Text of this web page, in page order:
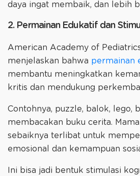
daya ingat membaik, dan lebih
2. Permainan Edukatif dan
American Academy of
menjelaskan bahwa permainan
membantu meningkatkan
kritis dan mendukung
Contohnya, puzzle, balok, lego,
membacakan buku cerita.
sebaiknya terlibat untuk
emosional dan kemampuan
Ini bisa jadi bentuk stimulasi